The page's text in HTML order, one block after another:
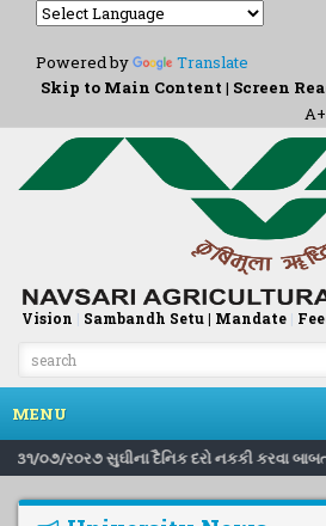
Powered by
Translate
Skip to Main Content | Screen
A+
Vision | Sambandh Setu | Mandate|
MENU
૦૭/ર૦ર૭ સુઘીના દૈનિક દરો નકકી કરવા બાબત..